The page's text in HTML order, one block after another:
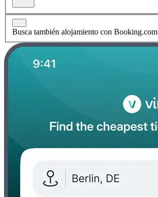
Busca también alojamiento con Booking.com